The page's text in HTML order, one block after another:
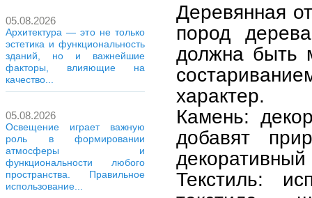
05.08.2026
Архитектура — это не только
эстетика и функциональность
зданий, но и важнейшие
факторы, влияющие на
качество...
05.08.2026
Освещение играет важную
роль в формировании
атмосферы и
функциональности любого
пространства. Правильное
использование...
Деревянная
пород
должна быть
характер.
Камень:
добавят
декоративный
Текстиль: